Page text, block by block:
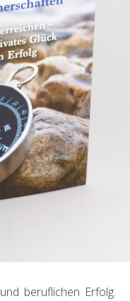
beruflichen Erfolg.